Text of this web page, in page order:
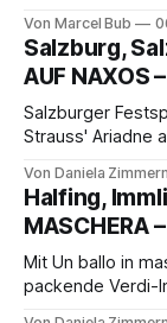
eine
die komplexe
Franziskus.
Von Marcel Bub
Salzburg,
AUF NAXOS
Salzburger
Strauss' Ariadne
Aufführung mit
Philharmonikern,
hinter den
Von Daniela
Halfing,
MASCHERA
Mit Un ballo in
packende Verdi-